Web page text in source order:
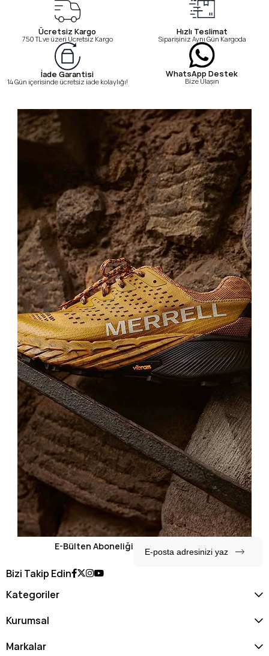
Ücretsiz Kargo
750 TL ve üzeri Ücretsiz Kargo
Hızlı Teslimat
Siparişiniz Aynı Gün Kargoda
İade Garantisi
14 Gün içerisinde ücretsiz iade kolaylığı!
WhatsApp Destek
Bize Ulaşın
E-Bülten Aboneliği
Bizi Takip Edin
Kategoriler
Kurumsal
Markalar